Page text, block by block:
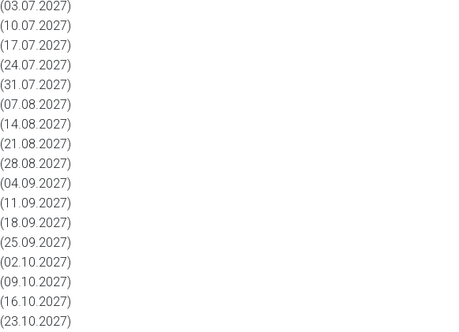
(03.07.2027)
(10.07.2027)
(17.07.2027)
(24.07.2027)
(31.07.2027)
(07.08.2027)
(14.08.2027)
(21.08.2027)
(28.08.2027)
(04.09.2027)
(11.09.2027)
(18.09.2027)
(25.09.2027)
(02.10.2027)
(09.10.2027)
(16.10.2027)
(23.10.2027)